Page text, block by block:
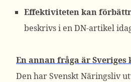
Effektiviteten kan
beskrivs i en DN-artikel
En annan fråga är
Den har Svenskt Näringsliv